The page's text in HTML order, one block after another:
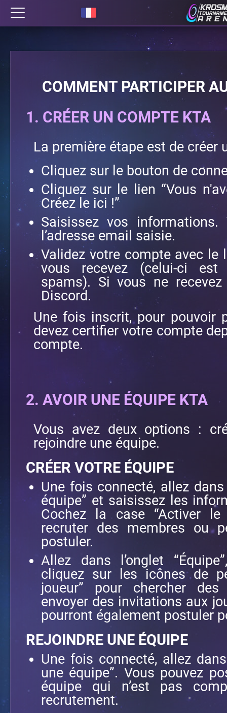
COMMENT PARTICIPER
1. CRÉER UN COMPTE KTA
La première étape est de créer
Cliquez sur le bouton de
Cliquez sur le lien “Vous
Créez le ici !”
Saisissez vos
l’adresse email saisie.
Validez votre compte avec le
vous recevez (celui-ci est
spams). Si vous ne
Discord.
Une fois inscrit, pour pouvoir
devez certifier votre compte
compte.
2. AVOIR UNE ÉQUIPE KTA
Vous avez deux options :
rejoindre une équipe.
CRÉER VOTRE ÉQUIPE
Une fois connecté, allez dans
équipe” et saisissez les
Cochez la case “Activer le
recruter des membres ou
postuler.
Allez dans l’onglet
cliquez sur les icônes de
joueur” pour chercher
envoyer des invitations aux
pourront également postuler
REJOINDRE UNE ÉQUIPE
Une fois connecté, allez dans
une équipe”. Vous pouvez
équipe qui n’est pas
recrutement.